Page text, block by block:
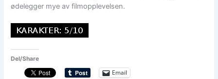
ødelegger mye av filmopplevelsen.
Del/Share
Email